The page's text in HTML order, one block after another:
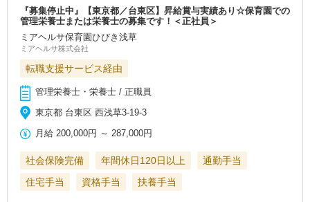
『募集停止中』【東京都／台東区】昇給賞与実績あり☆保育園での
管理栄養士または栄養士の募集です！＜正社員＞
ミアヘルサ保育園ひびき浅草
ミアヘルサ株式会社
転職支援サービス経由
管理栄養士・栄養士 / 正職員
東京都 台東区 西浅草3-19-3
月給 200,000円 ～ 287,000円
社会保険完備 年間休日120日以上
通勤手当
住宅手当
資格手当 扶養手当